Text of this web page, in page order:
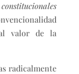
valor de la
radicalmente